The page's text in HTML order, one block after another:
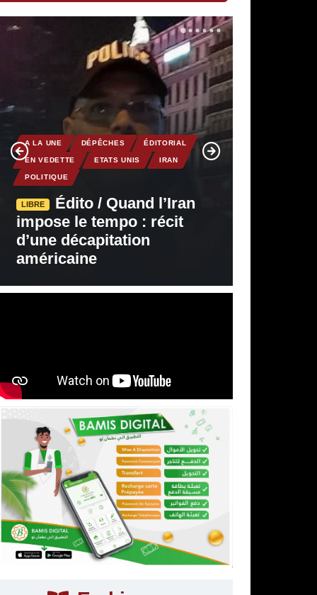
A LA UNE DÉPÊCHES ÉDITORIAL
EN VEDETTE ETATS UNIS IRAN
POLITIQUE
LIBRE
Édito / Quand l’Iran
impose le tempo : récit
d’une décapitation
américaine